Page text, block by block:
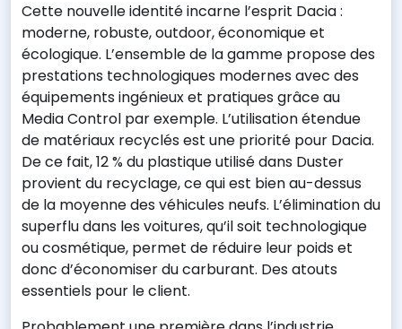
Cette nouvelle identité incarne l’esprit Dacia :
moderne, robuste, outdoor, économique et
écologique. L’ensemble de la gamme propose des
prestations technologiques modernes avec des
équipements ingénieux et pratiques grâce au
Media Control par exemple. L’utilisation étendue
de matériaux recyclés est une priorité pour Dacia.
De ce fait, 12 % du plastique utilisé dans Duster
provient du recyclage, ce qui est bien au-dessus
de la moyenne des véhicules neufs. L’élimination du
superflu dans les voitures, qu’il soit technologique
ou cosmétique, permet de réduire leur poids et
donc d’économiser du carburant. Des atouts
essentiels pour le client.